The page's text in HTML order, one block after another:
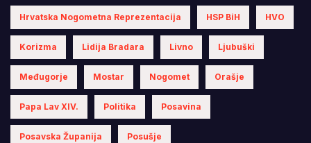
Hrvatska Nogometna Reprezentacija HSP BiH HVO
Korizma Lidija Bradara Livno Ljubuški
Međugorje Mostar Nogomet Orašje
Papa Lav XIV. Politika Posavina
Posavska Županija Posušje